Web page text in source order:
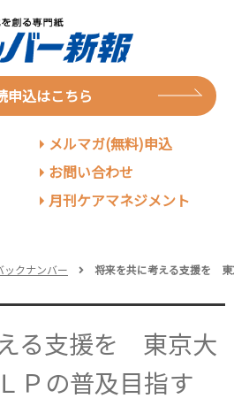
申込はこちら
メルマガ(無料)申込
お問い合わせ
月刊ケアマネジメント
ックナンバー 将来を共に考える支援を
る支援を 東京大
Ｐの普及目指す